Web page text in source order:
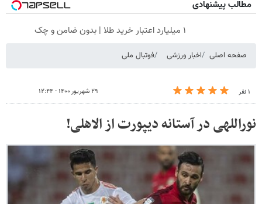
مطالب پیشنهادی
۱ میلیارد اعتبار خرید طلا | بدون ضامن و چک
صفحه اصلی اخبار ورزشی فوتبال ملی
۱ نفر ۲۹ شهریور ۱۴۰۰ - ۱۲:۴۴
نوراللهی در آستانه دیپورت از الاهلی!